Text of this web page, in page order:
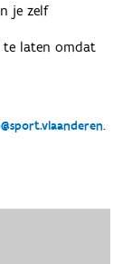
je zelf
te laten omdat
.